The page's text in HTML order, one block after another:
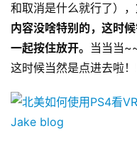
和取消是什么就行了），
内容没啥特别的，这时
一起按住放开。 当当当
这时候当然是点进去啦！